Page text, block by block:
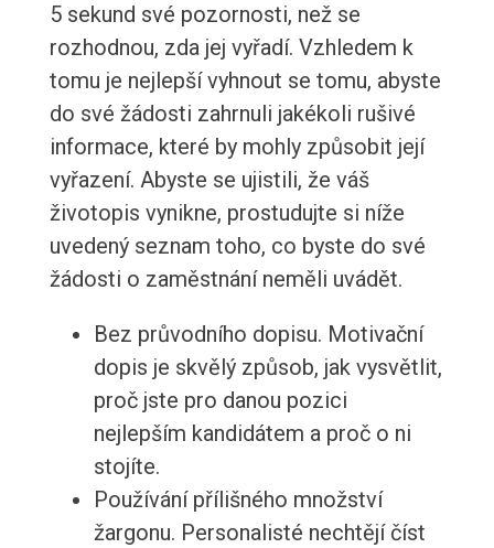
5 sekund své pozornosti, než se
rozhodnou, zda jej vyřadí. Vzhledem k
tomu je nejlepší vyhnout se tomu, abyste
do své žádosti zahrnuli jakékoli rušivé
informace, které by mohly způsobit její
vyřazení. Abyste se ujistili, že váš
životopis vynikne, prostudujte si níže
uvedený seznam toho, co byste do své
žádosti o zaměstnání neměli uvádět.
Bez průvodního dopisu. Motivační
dopis je skvělý způsob, jak vysvětlit,
proč jste pro danou pozici
nejlepším kandidátem a proč o ni
stojíte.
Používání přílišného množství
žargonu. Personalisté nechtějí číst